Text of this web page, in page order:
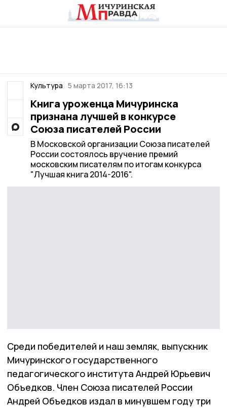
Культура 5 марта 2017, 16:13
Книга уроженца Мичуринска
признана лучшей в конкурсе
Союза писателей России
В Московской организации Союза писателей
России состоялось вручение премий
московским писателям по итогам конкурса
"Лучшая книга 2014-2016".
Среди победителей и наш земляк, выпускник
Мичуринского государственного
педагогического института Андрей Юрьевич
Объедков. Член Союза писателей России
Андрей Объедков издал в минувшем году три